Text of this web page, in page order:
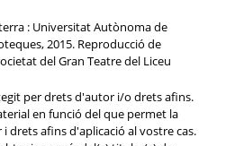
: Universitat Autònoma de
2015. Reproducció de
del Gran Teatre del Liceu
per drets d'autor i/o drets afins.
en funció del que permet la
drets afins d'aplicació al vostre cas.